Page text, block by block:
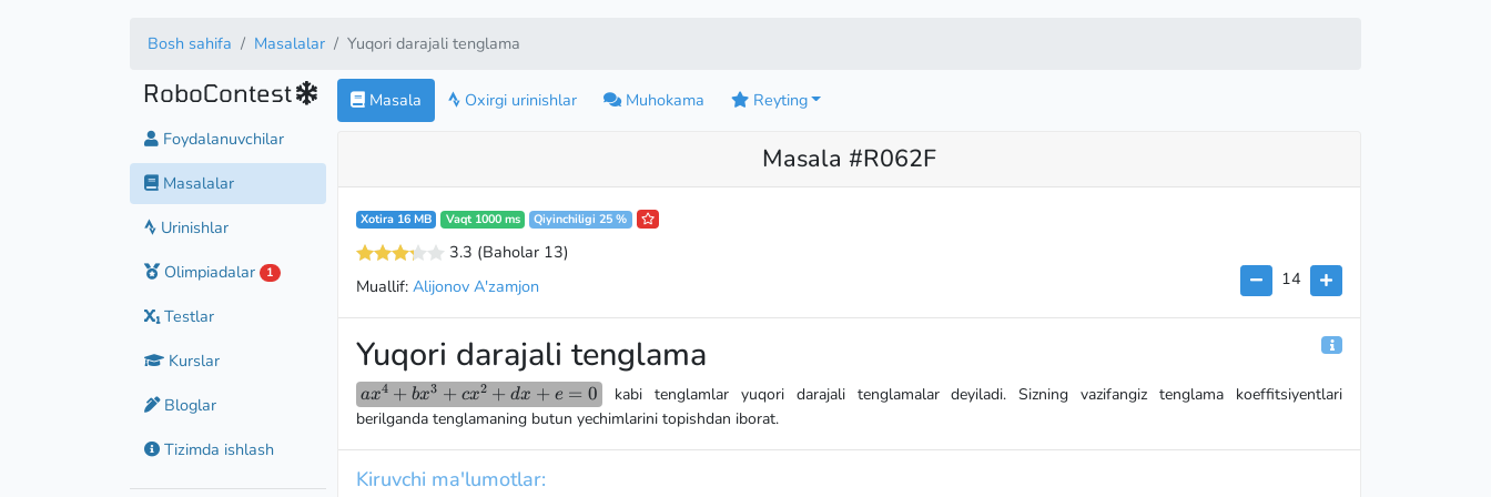
Bosh sahifa Masalalar Yuqori darajali tenglama
RoboContest
Foydalanuvchilar
Masalalar
Urinishlar
Olimpiadalar
1
Testlar
Kurslar
Bloglar
Tizimda ishlash
Masala Oxirgi urinishlar Muhokama Reyting
Masala #R062F
Xotira 16 MB Vaqt 1000 ms Qiyinchiligi 25 %
3.3 (Baholar 13)
14
Muallif: Alijonov A'zamjon
Yuqori darajali tenglama
ax^4+bx^3+cx^2+dx+e=0
ax4 + bx3 + cx2 + dx + e = 0
kabi tenglamlar yuqori darajali tenglamalar deyiladi. Sizning vazifangiz tenglama koeffitsiyentlari
berilganda tenglamaning butun yechimlarini topishdan iborat.
Kiruvchi ma'lumotlar: